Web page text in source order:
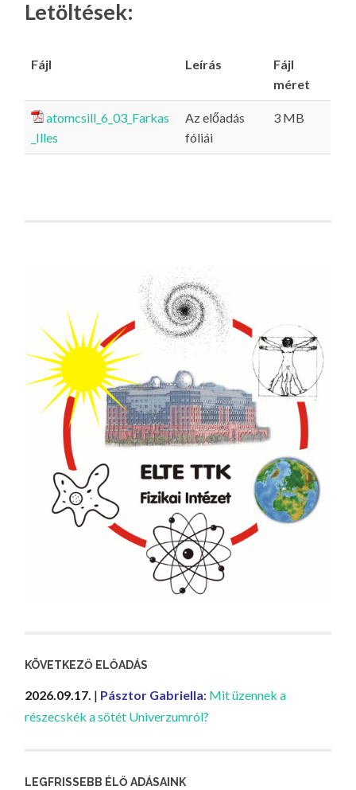
Letöltések:
Fájl Leírás
Fájl
méret
atomcsill_6_03_Farkas
_Illes
Az előadás
fóliái
3 MB
KÖVETKEZŐ ELŐADÁS
2026.09.17. | Pásztor Gabriella: Mit üzennek a
részecskék a sötét Univerzumról?
LEGFRISSEBB ÉLŐ ADÁSAINK